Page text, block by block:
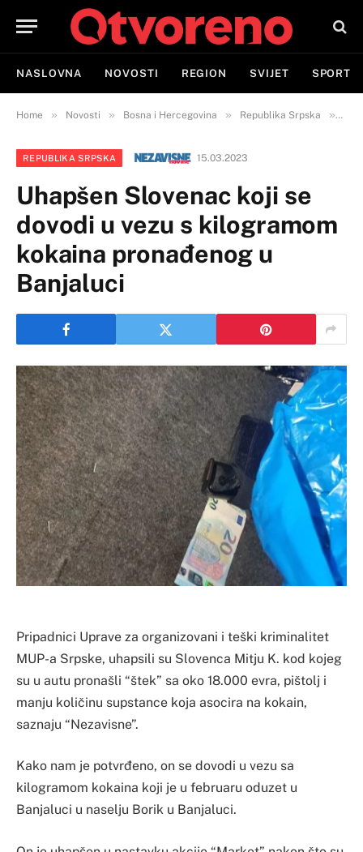
NASLOVNA NOVOSTI REGION SVIJET SPORT
Home » Novosti » Bosna i Hercegovina » Republika Srpska »
REPUBLIKA SRPSKA 15.03.2023
Uhapšen Slovenac koji se
dovodi u vezu s kilogramom
kokaina pronađenog u
Banjaluci
Pripadnici Uprave za organizovani i teški kriminalitet
MUP-a Srpske, uhapsili su Slovenca Mitju K. kod kojeg
su u autu pronašli “štek” sa oko 18.000 evra, pištolj i
manju količinu supstance koja asocira na kokain,
saznaju “Nezavisne”.
Kako nam je potvrđeno, on se dovodi u vezu sa
kilogramom kokaina koji je u februaru oduzet u
Banjaluci u naselju Borik u Banjaluci.